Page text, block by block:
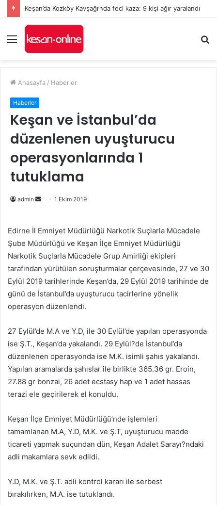
Keşan’da Kozköy Kavşağı’nda feci kaza: 9 kişi ağır yaralandı
Menü
...
Anasayfa / Haberler
Haberler
Keşan ve İstanbul’da
düzenlenen uyuşturucu
operasyonlarında 1
tutuklama
admin
Bir
göndermek
1 Ekim 2019
Edirne İl Emniyet Müdürlüğü Narkotik Suçlarla Mücadele
Şube Müdürlüğü ve Keşan İlçe Emniyet Müdürlüğü
Narkotik Suçlarla Mücadele Grup Amirliği ekipleri
tarafından yürütülen soruşturmalar çerçevesinde, 27 ve 30
Eylül 2019 tarihlerinde Keşan’da, 29 Eylül 2019 tarihinde de
günü de İstanbul’da uyuşturucu tacirlerine yönelik
operasyon düzenlendi.
27 Eylül’de M.A ve Y.D, ile 30 Eylül’de yapılan operasyonda
ise Ş.T., Keşan’da yakalandı. 29 Eylül?de İstanbul’da
düzenlenen operasyonda ise M.K. isimli şahıs yakalandı.
Yapılan aramalarda şahıslar ile birlikte 365.36 gr. Eroin,
27.88 gr bonzai, 26 adet ecstasy hap ve 1 adet hassas
terazi ele geçirilerek el konuldu.
Keşan İlçe Emniyet Müdürlüğü’nde işlemleri
tamamlanan M.A, Y.D, M.K. ve Ş.T, uyuşturucu madde
ticareti yapmak suçundan dün, Keşan Adalet Sarayı?ndaki
adli makamlara sevk edildi.
Y.D, M.K. ve Ş.T. adli kontrol kararı ile serbest
bırakılırken, M.A. ise tutuklandı.